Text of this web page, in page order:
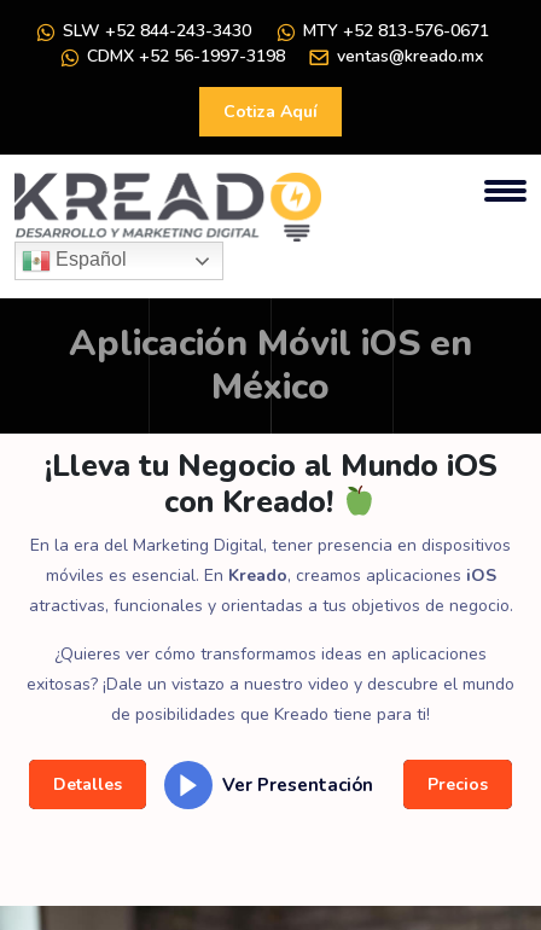
SLW +52 844-243-3430
MTY +52 813-576-0671
CDMX +52 56-1997-3198
ventas@kreado.mx
Cotiza Aquí
Español
Aplicación Móvil iOS en
México
¡Lleva tu Negocio al Mundo iOS
con Kreado!
En la era del Marketing Digital, tener presencia en dispositivos
móviles es esencial. En Kreado, creamos aplicaciones iOS
atractivas, funcionales y orientadas a tus objetivos de negocio.
¿Quieres ver cómo transformamos ideas en aplicaciones
exitosas? ¡Dale un vistazo a nuestro video y descubre el mundo
de posibilidades que Kreado tiene para ti!
Detalles Ver Presentación Precios